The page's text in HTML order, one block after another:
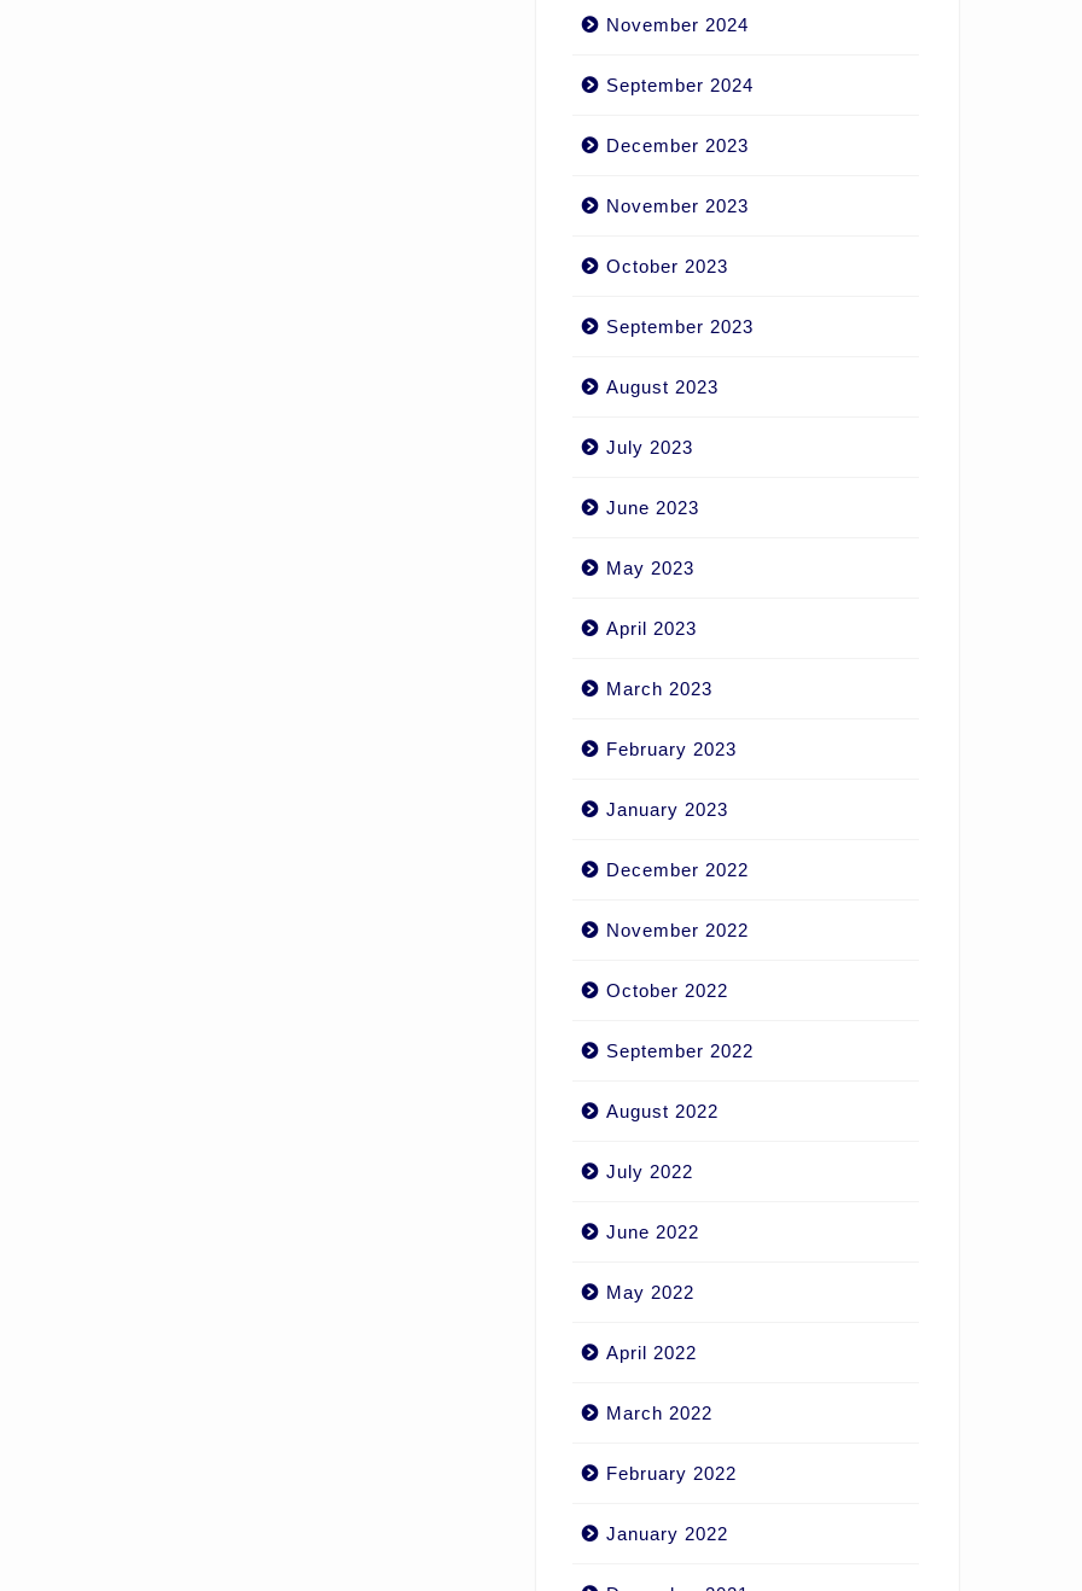
November 2024
September 2024
December 2023
November 2023
October 2023
September 2023
August 2023
July 2023
June 2023
May 2023
April 2023
March 2023
February 2023
January 2023
December 2022
November 2022
October 2022
September 2022
August 2022
July 2022
June 2022
May 2022
April 2022
March 2022
February 2022
January 2022